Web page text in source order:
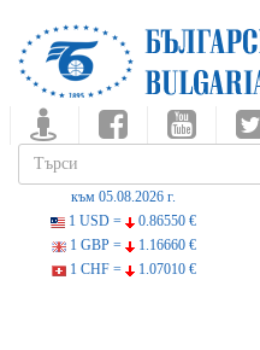
към 05.08.2026 г.
1 USD =
0.86550 €
1 GBP =
1.16660 €
1 CHF =
1.07010 €